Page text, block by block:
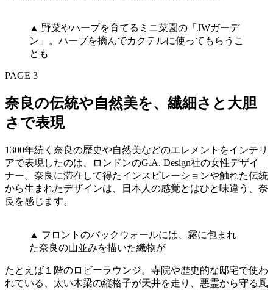
▲ 野菜やハーブを育てるミニ菜園の「JWガーデ
ン」。ハーブを摘んでカクテルに使ってもらうこ
とも
PAGE 3
奈良の伝統や自然美を、繊細さと大胆
さで表現
1300年続く奈良の歴史や自然美などのエレメントをインテリ
アで表現したのは、ロンドンのG.A. Design社の女性デザイ
ナー。奈良に滞在して得たインスピレーションや触れた伝統
から生まれたデザインは、日本人の感覚とはひと味違う、奈
良を感じます。
▲ フロントのバックウォールには、霧に包まれ
た奈良の山並みを描いた織物が
たとえば１階のロビーラウンジ。寺院や歴史的な邸宅で使わ
れている、太い木梁の縦格子が天井を走り、悪霊から守る風